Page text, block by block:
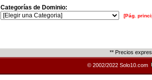
Categorías de Dominio:
[Pág.
** Precios
© 2002/2022 Solo10.com